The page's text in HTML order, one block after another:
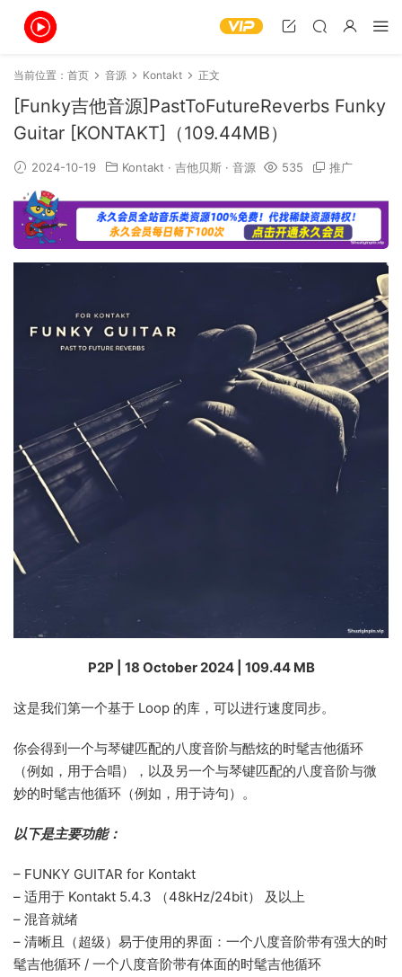
当前位置： 首页 音源 Kontakt 正文
[Funky吉他音源]PastToFutureReverbs Funky
Guitar [KONTAKT]（109.44MB）
2024-10-19 Kontakt · 吉他贝斯 · 音源 535 推广
P2P | 18 October 2024 | 109.44 MB
这是我们第一个基于 Loop 的库，可以进行速度同步。
你会得到一个与琴键匹配的八度音阶与酷炫的时髦吉他循环
（例如，用于合唱），以及另一个与琴键匹配的八度音阶与微
妙的时髦吉他循环（例如，用于诗句）。
以下是主要功能：
– FUNKY GUITAR for Kontakt
– 适用于 Kontakt 5.4.3 （48kHz/24bit） 及以上
– 混音就绪
– 清晰且（超级）易于使用的界面：一个八度音阶带有强大的时
髦吉他循环 / 一个八度音阶带有体面的时髦吉他循环